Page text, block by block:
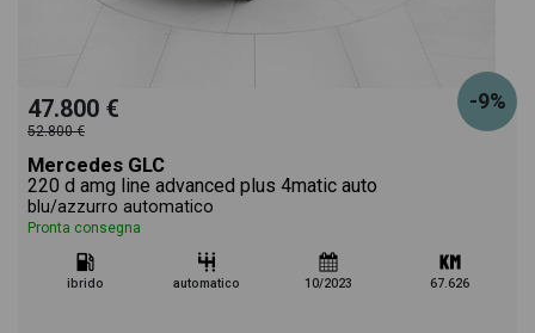
-9%
47.800 €
52.800 €
Mercedes GLC
220 d amg line advanced plus 4matic auto
blu/azzurro automatico
Pronta consegna
ibrido automatico 10/2023 67.626